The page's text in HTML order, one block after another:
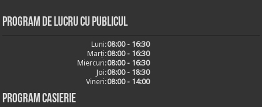
Program de lucru cu publicul
Luni:08:00 - 16:30
Marți:08:00 - 16:30
Miercuri:08:00 - 16:30
Joi:08:00 - 18:30
Vineri:08:00 - 14:00
Program casierie